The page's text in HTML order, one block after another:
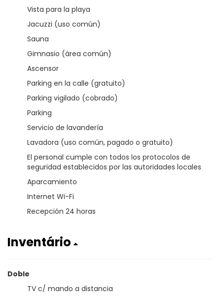
Vista para la playa
Jacuzzi (uso común)
Sauna
Gimnasio (área común)
Ascensor
Parking en la calle (gratuito)
Parking vigilado (cobrado)
Parking
Servicio de lavandería
Lavadora (uso común, pagado o gratuito)
El personal cumple con todos los protocolos de
seguridad establecidos por las autoridades locales
Aparcamiento
Internet Wi-Fi
Recepción 24 horas
Inventário
Doble
TV c/ mando a distancia